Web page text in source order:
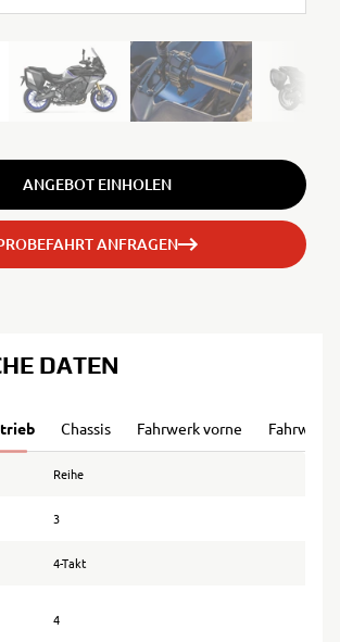
ANGEBOT EINHOLEN
ANFRAGEN
DATEN
Chassis Fahrwerk vorne Fahrwerk
Reihe
3
4-Takt
4